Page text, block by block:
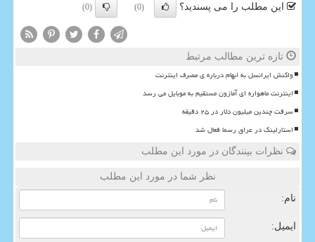
این مطلب را می پسندید؟ (0)
(0)
تازه ترین مطالب مرتبط
واکنش ایرانسل به ابهام درباره ی مصرف اینترنت
اینترنت ماهواره ای آمازون مستقیم به موبایل می رسد
سرقت چندین میلیون دلار در ۲۵ دقیقه
استارلینک در عراق رسما فعال شد
نظرات بینندگان در مورد این مطلب
نظر شما در مورد این مطلب
نام:
ایمیل: